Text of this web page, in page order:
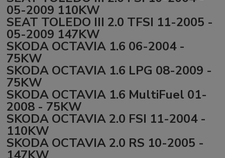
05-2009 110KW
SEAT TOLEDO III 2.0 TFSI 11-2005 -
05-2009 147KW
SKODA OCTAVIA 1.6 06-2004 -
75KW
SKODA OCTAVIA 1.6 LPG 08-2009 -
75KW
SKODA OCTAVIA 1.6 MultiFuel 01-
2008 - 75KW
SKODA OCTAVIA 2.0 FSI 11-2004 -
110KW
SKODA OCTAVIA 2.0 RS 10-2005 -